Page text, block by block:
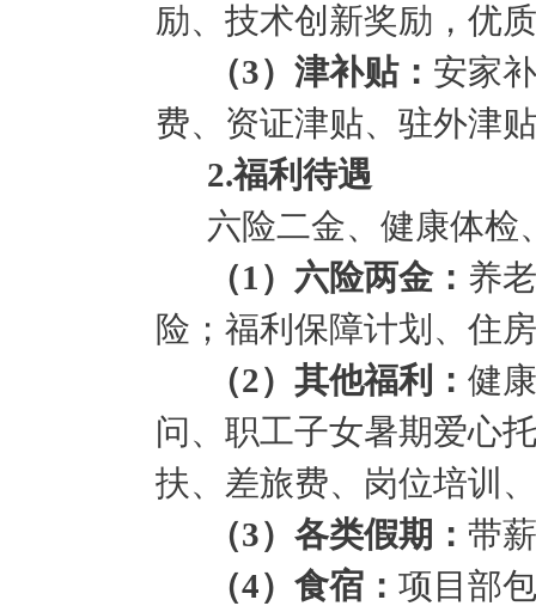
励、技术创新奖励，优
（3） 津补贴： 安家
费、资证津贴、驻外津
2.福利待遇
六险二金、健康体检
（1） 六险两金： 养
险；福利保障计划、住
（2） 其他福利： 健
问、职工子女暑期爱心
扶、差旅费、岗位培训
（3） 各类假期： 带
（4） 食宿： 项目部